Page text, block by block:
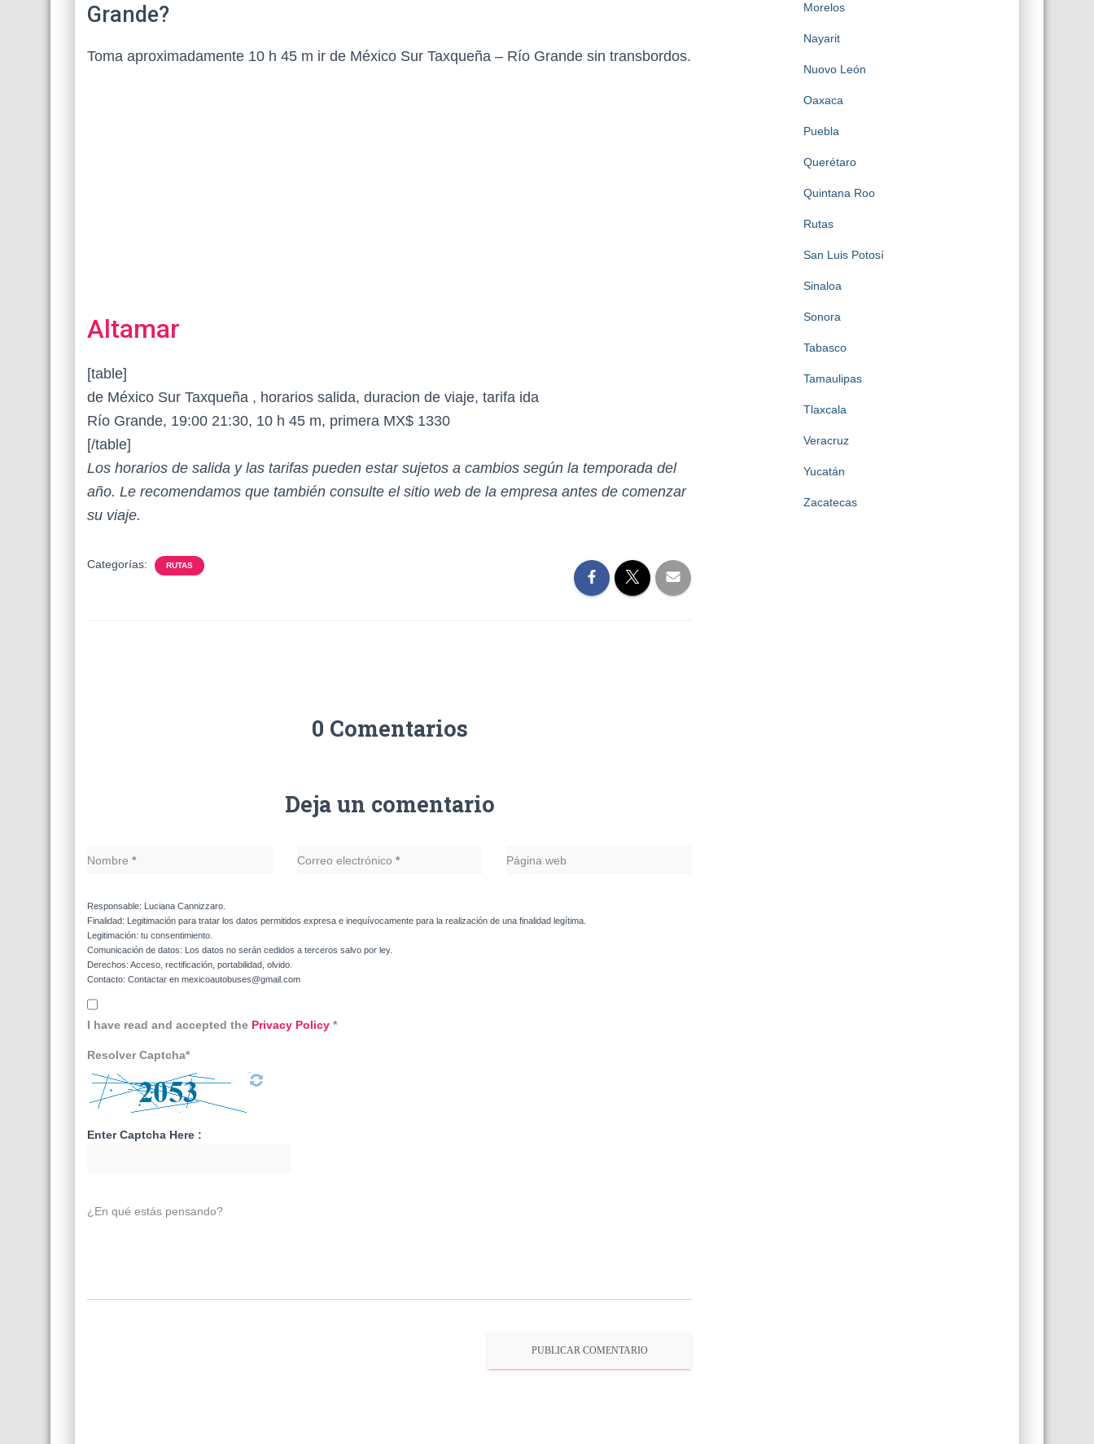
Grande?
Toma aproximadamente 10 h 45 m ir de México Sur Taxqueña – Río Grande sin transbordos.
Altamar
[table]
de México Sur Taxqueña , horarios salida, duracion de viaje, tarifa ida
Río Grande, 19:00 21:30, 10 h 45 m, primera MX$ 1330
[/table]
Los horarios de salida y las tarifas pueden estar sujetos a cambios según la temporada del
año. Le recomendamos que también consulte el sitio web de la empresa antes de comenzar
su viaje.
Categorías: RUTAS
0 Comentarios
Deja un comentario
Nombre * Correo electrónico * Página web
Responsable: Luciana Cannizzaro.
Finalidad: Legitimación para tratar los datos permitidos expresa e inequívocamente para la realización de una finalidad legítima.
Legitimación: tu consentimiento.
Comunicación de datos: Los datos no serán cedidos a terceros salvo por ley.
Derechos: Acceso, rectificación, portabilidad, olvido.
Contacto: Contactar en mexicoautobuses@gmail.com
I have read and accepted the Privacy Policy *
Resolver Captcha*
Enter Captcha Here :
¿En qué estás pensando?
Morelos
Nayarit
Nuovo León
Oaxaca
Puebla
Querétaro
Quintana Roo
Rutas
San Luis Potosí
Sinaloa
Sonora
Tabasco
Tamaulipas
Tlaxcala
Veracruz
Yucatán
Zacatecas